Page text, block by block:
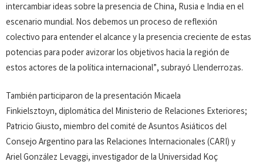
intercambiar ideas sobre la presencia de China, Rusia e India en el
escenario mundial. Nos debemos un proceso de reflexión
colectivo para entender el alcance y la presencia creciente de estas
potencias para poder avizorar los objetivos hacia la región de
estos actores de la política internacional”, subrayó Llenderrozas.
También participaron de la presentación Micaela
Finkielsztoyn, diplomática del Ministerio de Relaciones Exteriores;
Patricio Giusto, miembro del comité de Asuntos Asiáticos del
Consejo Argentino para las Relaciones Internacionales (CARI) y
Ariel González Levaggi, investigador de la Universidad Koç